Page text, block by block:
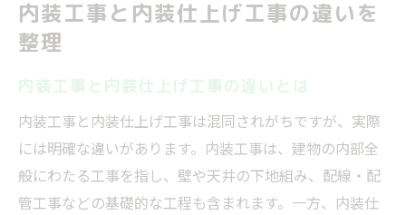
内装工事と内装仕上げ工事の違いを
整理
内装工事と内装仕上げ工事の違いとは
内装工事と内装仕上げ工事は混同されがちですが、実際
には明確な違いがあります。内装工事は、建物の内部全
般にわたる工事を指し、壁や天井の下地組み、配線・配
管工事などの基礎的な工程も含まれます。一方、内装仕